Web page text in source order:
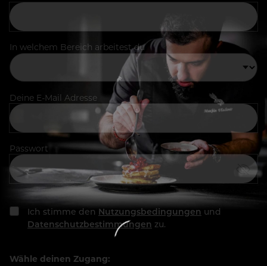
In welchem Bereich arbeitest du
Deine E-Mail Adresse
Passwort
Ich stimme den Nutzungsbedingungen und
Datenschutzbestimmungen zu.
Wähle deinen Zugang: